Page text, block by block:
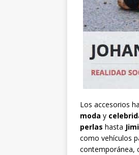
Los accesorios
moda y
perlas hasta
como vehículos
contemporánea,